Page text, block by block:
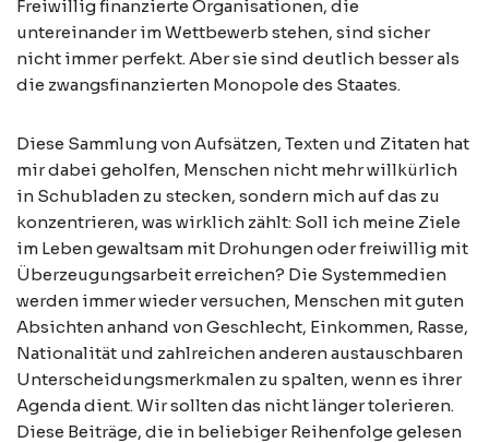
Freiwillig finanzierte Organisationen, die
untereinander im Wettbewerb stehen, sind sicher
nicht immer perfekt. Aber sie sind deutlich besser als
die zwangsfinanzierten Monopole des Staates.
Diese Sammlung von Aufsätzen, Texten und Zitaten hat
mir dabei geholfen, Menschen nicht mehr willkürlich
in Schubladen zu stecken, sondern mich auf das zu
konzentrieren, was wirklich zählt: Soll ich meine Ziele
im Leben gewaltsam mit Drohungen oder freiwillig mit
Überzeugungsarbeit erreichen? Die Systemmedien
werden immer wieder versuchen, Menschen mit guten
Absichten anhand von Geschlecht, Einkommen, Rasse,
Nationalität und zahlreichen anderen austauschbaren
Unterscheidungsmerkmalen zu spalten, wenn es ihrer
Agenda dient. Wir sollten das nicht länger tolerieren.
Diese Beiträge, die in beliebiger Reihenfolge gelesen